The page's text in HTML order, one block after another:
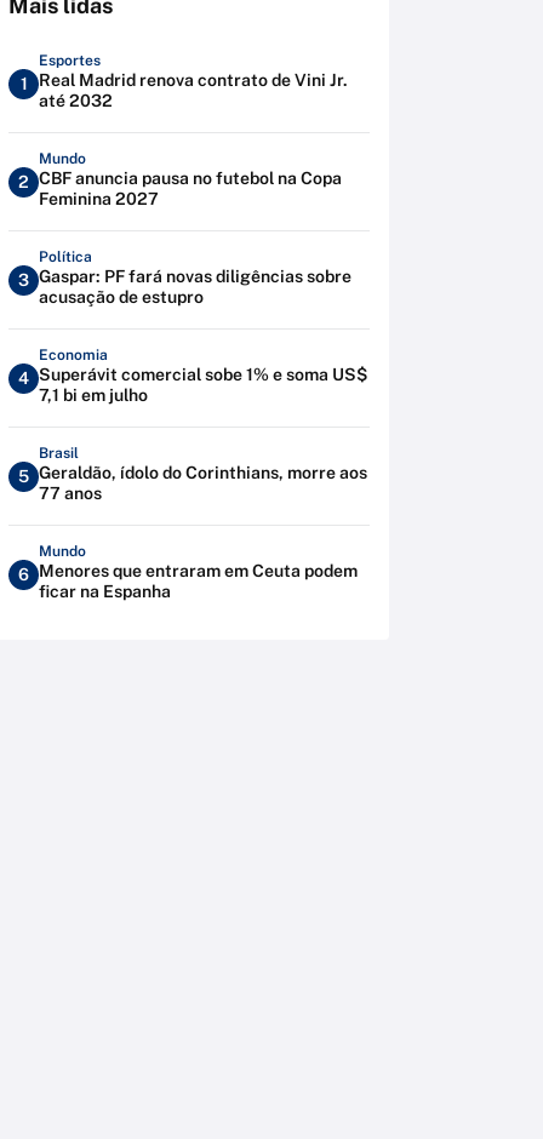
Mais lidas
1
Esportes
Real Madrid renova contrato de Vini Jr.
até 2032
2
Mundo
CBF anuncia pausa no futebol na Copa
Feminina 2027
3
Política
Gaspar: PF fará novas diligências sobre
acusação de estupro
4
Economia
Superávit comercial sobe 1% e soma US$
7,1 bi em julho
5
Brasil
Geraldão, ídolo do Corinthians, morre aos
77 anos
6
Mundo
Menores que entraram em Ceuta podem
ficar na Espanha